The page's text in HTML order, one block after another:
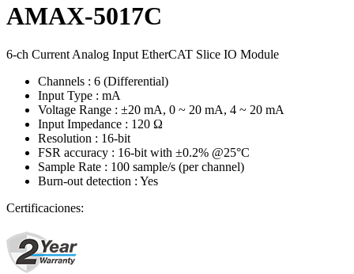
AMAX-5017C
6-ch Current Analog Input EtherCAT Slice IO Module
Channels : 6 (Differential)
Input Type : mA
Voltage Range : ±20 mA, 0 ~ 20 mA, 4 ~ 20 mA
Input Impedance : 120 Ω
Resolution : 16-bit
FSR accuracy : 16-bit with ±0.2% @25°C
Sample Rate : 100 sample/s (per channel)
Burn-out detection : Yes
Certificaciones: